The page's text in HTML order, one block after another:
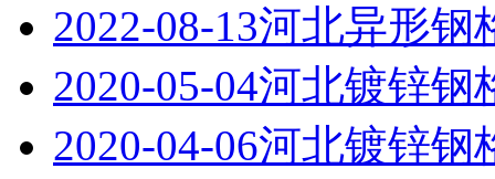
2022-08-13河北异形钢
2020-05-04河北镀锌钢
2020-04-06河北镀锌钢